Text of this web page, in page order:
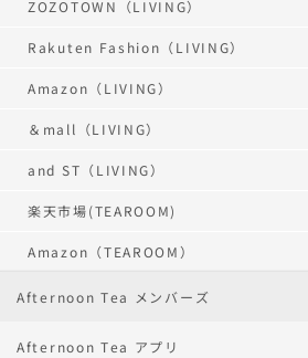
ZOZOTOWN（LIVING）
Rakuten Fashion（LIVING）
Amazon（LIVING）
＆mall（LIVING）
and ST（LIVING）
楽天市場(TEAROOM)
Amazon（TEAROOM）
Afternoon Tea メンバーズ
Afternoon Tea アプリ